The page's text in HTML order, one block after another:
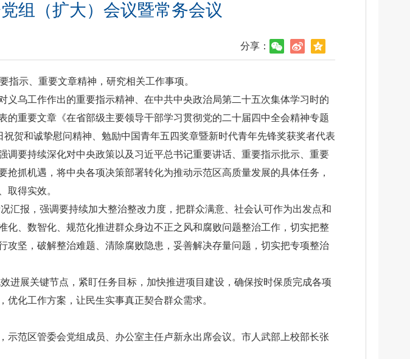
组（扩大）会议暨常务会议
分享：
示、重要文章精神，研究相关工作事项。
乌工作作出的重要指示精神、在中共中央政治局第二十五次集体学习时的
重要文章《在省部级主要领导干部学习贯彻党的二十届四中全会精神专题
贺和诚挚慰问精神、勉励中国青年五四奖章暨新时代青年先锋奖获奖者代表
要持续深化对中央政策以及习近平总书记重要讲话、重要指示批示、重要
抓机遇，将中央各项决策部署转化为推动示范区高质量发展的具体任务，
取得实效。
汇报，强调要持续加大整治整改力度，把群众满意、社会认可作为出发点和
、数智化、规范化推进群众身边不正之风和腐败问题整治工作，切实把整
坚，破解整治难题、清除腐败隐患，妥善解决存量问题，切实把专项整治
进展关键节点，紧盯任务目标，加快推进项目建设，确保按时保质完成各项
化工作方案，让民生实事真正契合群众需求。
范区管委会党组成员、办公室主任卢新永出席会议。市人武部上校部长张